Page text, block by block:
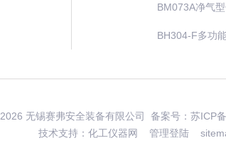
BM073A净气
BH304-F多功
无锡赛弗安全装备有限公司 备案号： 苏ICP
技术支持：化工仪器网 管理登陆